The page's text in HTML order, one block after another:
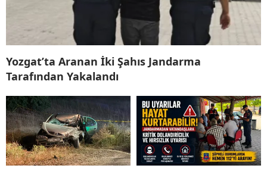
Yozgat’ta Aranan İki Şahıs Jandarma
Tarafından Yakalandı